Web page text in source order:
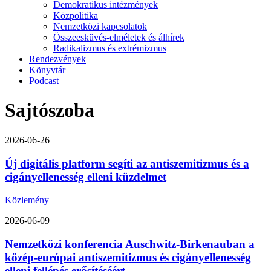
Demokratikus intézmények
Közpolitika
Nemzetközi kapcsolatok
Összeesküvés-elméletek és álhírek
Radikalizmus és extrémizmus
Rendezvények
Könyvtár
Podcast
Sajtószoba
2026-06-26
Új digitális platform segíti az antiszemitizmus és a
cigányellenesség elleni küzdelmet
Közlemény
2026-06-09
Nemzetközi konferencia Auschwitz-Birkenauban a
közép-európai antiszemitizmus és cigányellenesség